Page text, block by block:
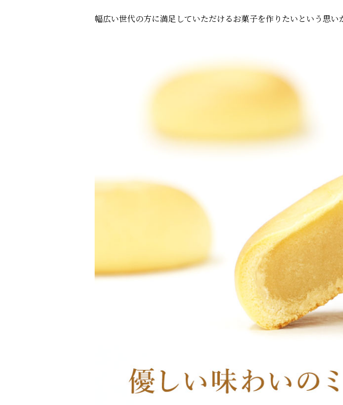
幅広い世代の方に満足していただけるお菓子を作りたいという思い